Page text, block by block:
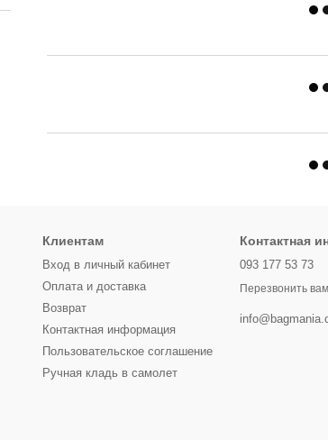
Клиентам
Вход в личный кабинет
Оплата и доставка
Возврат
Контактная информация
Пользовательское соглашение
Ручная кладь в самолет
Контактная
093 177 53 73
Перезвонить